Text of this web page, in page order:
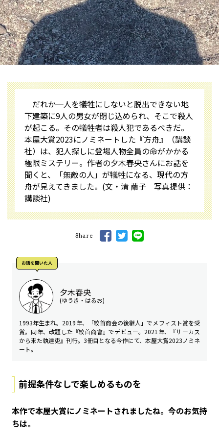
だれか一人を犠牲にしないと脱出できない地
下建築に9人の男女が閉じ込められ、そこで殺人
が起こる。その犠牲者は殺人犯であるべきだ――。
本屋大賞2023にノミネートした『方舟』（講談
社）は、犯人探しに登場人物全員の命がかかる
極限ミステリー。作者の夕木春央さんにお話を
聞くと、「無敵の人」が犠牲になる、現代の方
舟が見えてきました。(文・清 繭子 写真提供：
講談社)
Share
お話を聞いた⼈
夕木春央
(ゆうき・はるお)
1993年生まれ。2019年、「絞首商会の後継人」でメフィスト賞を受
賞。同年、改題した『絞首商會』でデビュー。2021年、『サーカス
から来た執達吏』刊行。3冊目となる今作にて、本屋大賞2023ノミネ
ート。
前提条件なしで楽しめるものを
――本作で本屋大賞にノミネートされましたね。今のお気持
ちは。